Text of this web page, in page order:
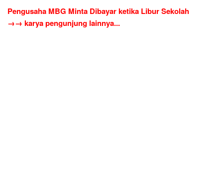
Pengusaha MBG Minta Dibayar ketika Libur Sekolah
→→ karya pengunjung lainnya...